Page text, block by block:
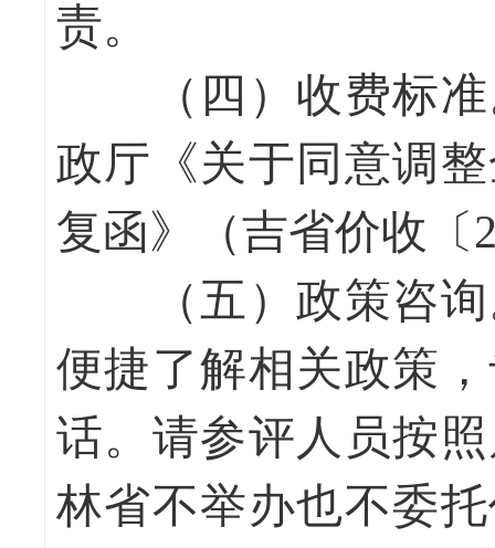
责。
（四）收费标
政厅《关于同意调
复函》（吉省价收〔
（五）政策咨
便捷了解相关政策
话。请参评人员按
林省不举办也不委